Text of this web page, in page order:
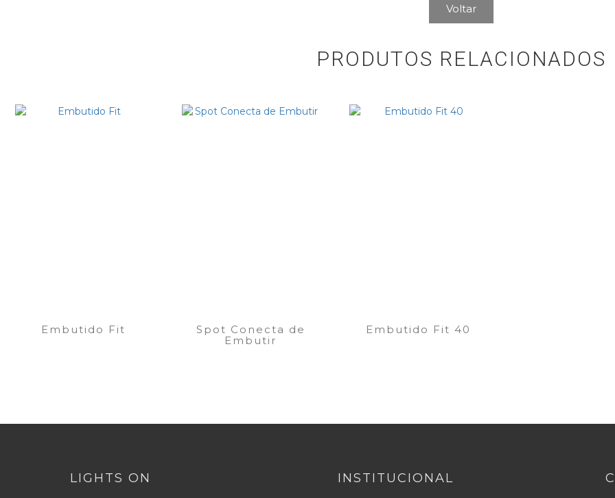
Voltar
PRODUTOS RELACIONADOS
Embutido Fit
Spot Conecta de
Embutir
Embutido Fit 40
LIGHTS ON INSTITUCIONAL